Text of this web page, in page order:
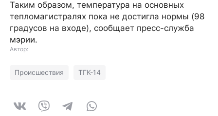
Таким образом, температура на основных
тепломагистралях пока не достигла нормы (98
градусов на входе), сообщает пресс-служба
мэрии.
Автор:
Происшествия ТГК-14